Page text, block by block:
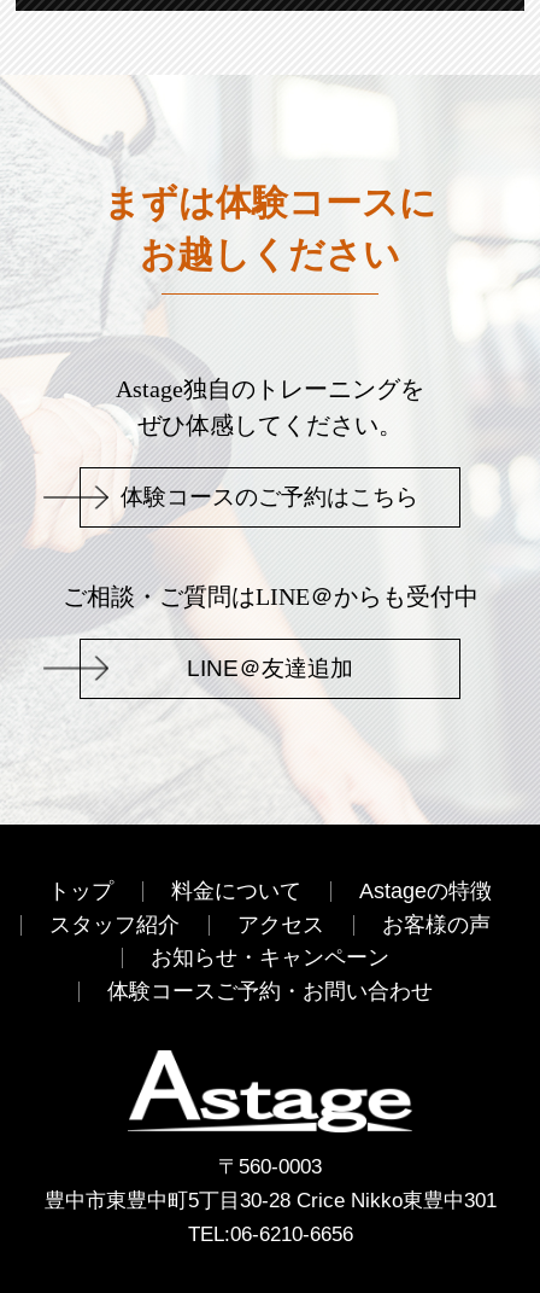
まずは体験コースに
お越しください
Astage独自のトレーニングを
ぜひ体感してください。
体験コースのご予約はこちら
ご相談・ご質問はLINE＠からも受付中
LINE＠友達追加
トップ 料金について
Astageの特徴
スタッフ紹介
アクセス
お客様の声
お知らせ・キャンペーン
体験コースご予約・お問い合わせ
〒560-0003
豊中市東豊中町5丁目30-28 Crice Nikko東豊中301
TEL:06-6210-6656